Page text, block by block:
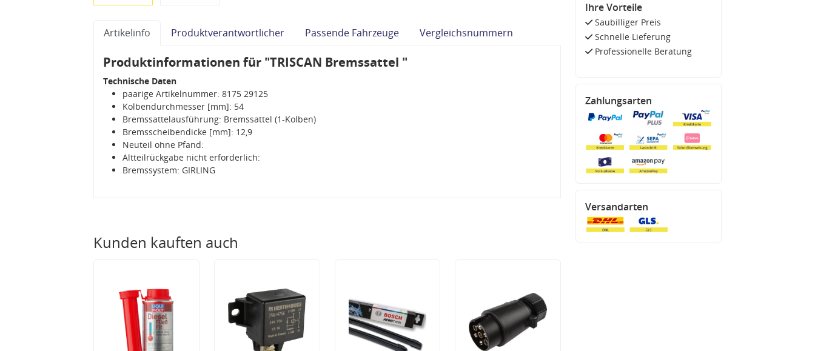
Artikelinfo Produktverantwortlicher Passende Fahrzeuge Vergleichsnummern
Produktinformationen für "TRISCAN Bremssattel "
Technische Daten
paarige Artikelnummer: 8175 29125
Kolbendurchmesser [mm]: 54
Bremssattelausführung: Bremssattel (1-Kolben)
Bremsscheibendicke [mm]: 12,9
Neuteil ohne Pfand:
Altteilrückgabe nicht erforderlich:
Bremssystem: GIRLING
Kunden kauften auch
Ihre Vorteile
Saubilliger Preis
Schnelle Lieferung
Professionelle Beratung
Zahlungsarten
Versandarten